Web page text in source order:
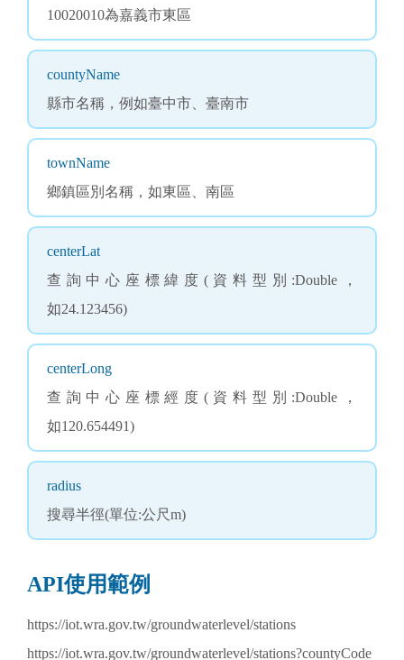
10020010為嘉義市東區
countyName
縣市名稱，例如臺中市、臺南市
townName
鄉鎮區別名稱，如東區、南區
centerLat
查詢中心座標緯度(資料型別:Double，
如24.123456)
centerLong
查詢中心座標經度(資料型別:Double，
如120.654491)
radius
搜尋半徑(單位:公尺m)
API使用範例
https://iot.wra.gov.tw/groundwaterlevel/stations
https://iot.wra.gov.tw/groundwaterlevel/stations?countyCode